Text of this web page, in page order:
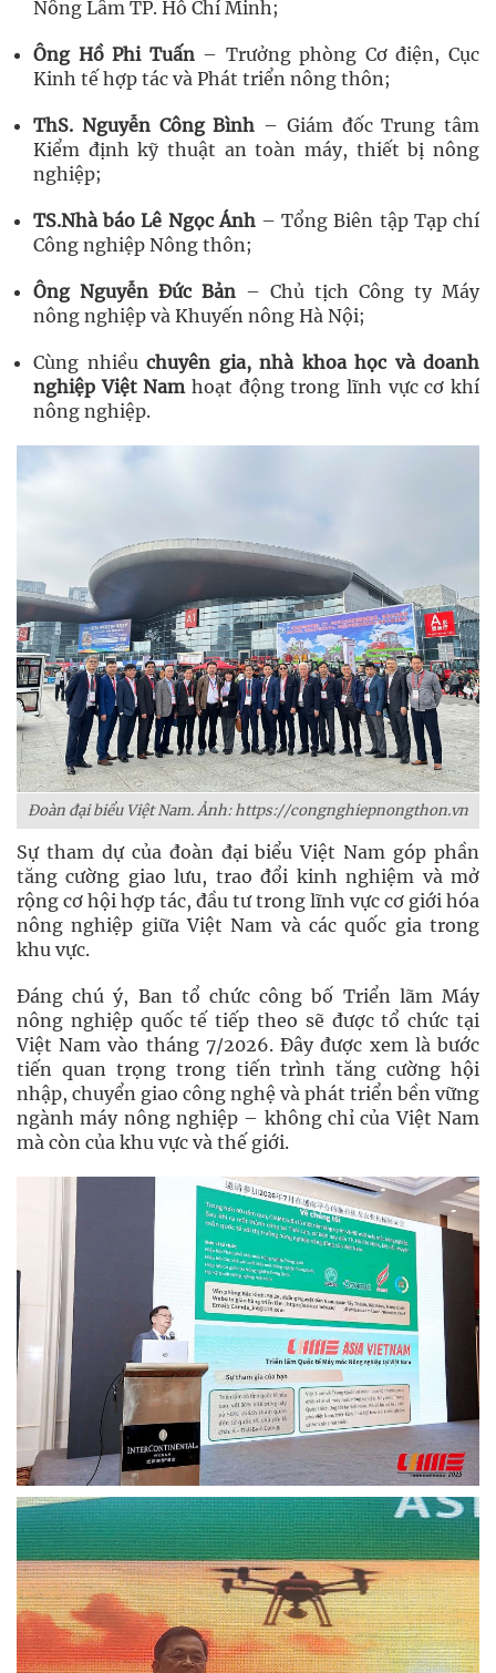
Nông Lâm TP. Hồ Chí Minh;
Ông Hồ Phi Tuấn– Trưởng phòng Cơ điện, Cục
Kinh tế hợp tác và Phát triển nông thôn;
ThS. Nguyễn Công Bình – Giám đốc Trung tâm
Kiểm định kỹ thuật an toàn máy, thiết bị nông
nghiệp;
TS.Nhà báo Lê Ngọc Ánh– Tổng Biên tập Tạp chí
Công nghiệp Nông thôn;
Ông Nguyễn Đức Bản – Chủ tịch Công ty Máy
nông nghiệp và Khuyến nông Hà Nội;
Cùng nhiều chuyên gia, nhà khoa học và doanh
nghiệp Việt Nam hoạt động trong lĩnh vực cơ khí
nông nghiệp.
Đoàn đại biểu Việt Nam. Ảnh: https://congnghiepnongthon.vn
Sự tham dự của đoàn đại biểu Việt Nam góp phần
tăng cường giao lưu, trao đổi kinh nghiệm và mở
rộng cơ hội hợp tác, đầu tư trong lĩnh vực cơ giới hóa
nông nghiệp giữa Việt Nam và các quốc gia trong
khu vực.
Đáng chú ý, Ban tổ chức công bố Triển lãm Máy
nông nghiệp quốc tế tiếp theo sẽ được tổ chức tại
Việt Nam vào tháng 7/2026. Đây được xem là bước
tiến quan trọng trong tiến trình tăng cường hội
nhập, chuyển giao công nghệ và phát triển bền vững
ngành máy nông nghiệp – không chỉ của Việt Nam
mà còn của khu vực và thế giới.